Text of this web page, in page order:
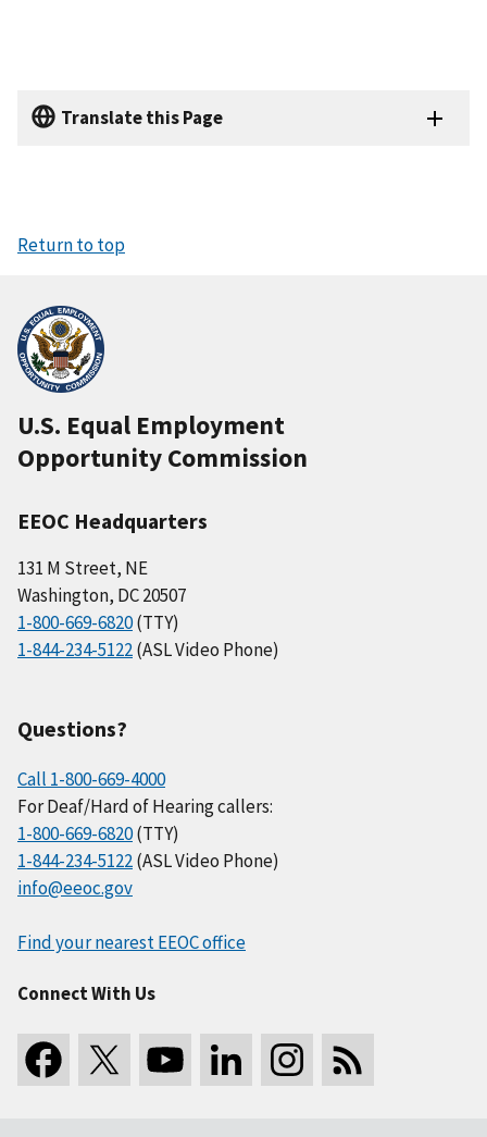
Translate this Page
Return to top
U.S. Equal Employment
Opportunity Commission
EEOC Headquarters
131 M Street, NE
Washington, DC 20507
1-800-669-6820(TTY)
1-844-234-5122(ASL Video Phone)
Questions?
Call 1-800-669-4000
For Deaf/Hard of Hearing callers:
1-800-669-6820(TTY)
1-844-234-5122(ASL Video Phone)
info@eeoc.gov
Find your nearest EEOC office
Connect With Us